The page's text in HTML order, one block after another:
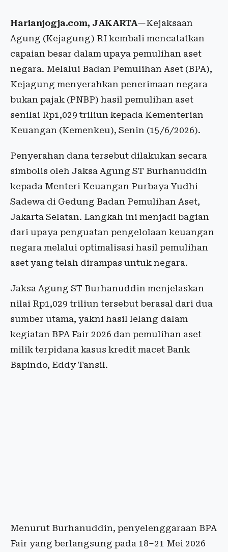
Harianjogja.com, JAKARTA—Kejaksaan
Agung (Kejagung) RI kembali mencatatkan
capaian besar dalam upaya pemulihan aset
negara. Melalui Badan Pemulihan Aset (BPA),
Kejagung menyerahkan penerimaan negara
bukan pajak (PNBP) hasil pemulihan aset
senilai Rp1,029 triliun kepada Kementerian
Keuangan (Kemenkeu), Senin (15/6/2026).
Penyerahan dana tersebut dilakukan secara
simbolis oleh Jaksa Agung ST Burhanuddin
kepada Menteri Keuangan Purbaya Yudhi
Sadewa di Gedung Badan Pemulihan Aset,
Jakarta Selatan. Langkah ini menjadi bagian
dari upaya penguatan pengelolaan keuangan
negara melalui optimalisasi hasil pemulihan
aset yang telah dirampas untuk negara.
Jaksa Agung ST Burhanuddin menjelaskan
nilai Rp1,029 triliun tersebut berasal dari dua
sumber utama, yakni hasil lelang dalam
kegiatan BPA Fair 2026 dan pemulihan aset
milik terpidana kasus kredit macet Bank
Bapindo, Eddy Tansil.
Menurut Burhanuddin, penyelenggaraan BPA
Fair yang berlangsung pada 18–21 Mei 2026